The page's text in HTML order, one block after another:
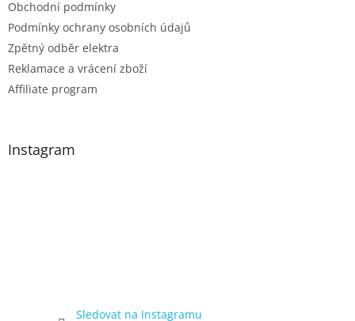
Obchodní podmínky
Podmínky ochrany osobních údajů
Zpětný odběr elektra
Reklamace a vrácení zboží
Affiliate program
Instagram
Sledovat na Instagramu